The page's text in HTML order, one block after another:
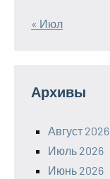
« Июл
Архивы
Август 2026
Июль 2026
Июнь 2026